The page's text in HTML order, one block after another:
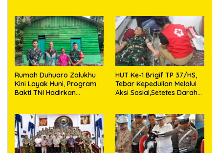
Rumah Duhuaro Zalukhu
Kini Layak Huni, Program
Bakti TNI Hadirkan
HUT Ke-1 Brigif TP 37/HS,
Tebar Kepedulian Melalui
Aksi Sosial,Setetes Darah